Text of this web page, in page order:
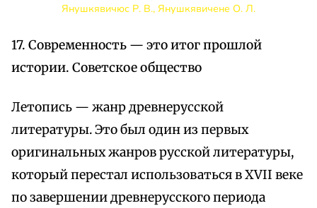
Янушкявичюс Р. В., Янушкявичене О. Л.
17. Современность — это итог прошлой
истории. Советское общество
Летопись — жанр древнерусской
литературы. Это был один из первых
оригинальных жанров русской литературы,
который перестал использоваться в XVII веке
по завершении древнерусского периода